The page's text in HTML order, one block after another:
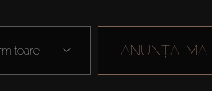
ANUNȚA-MA